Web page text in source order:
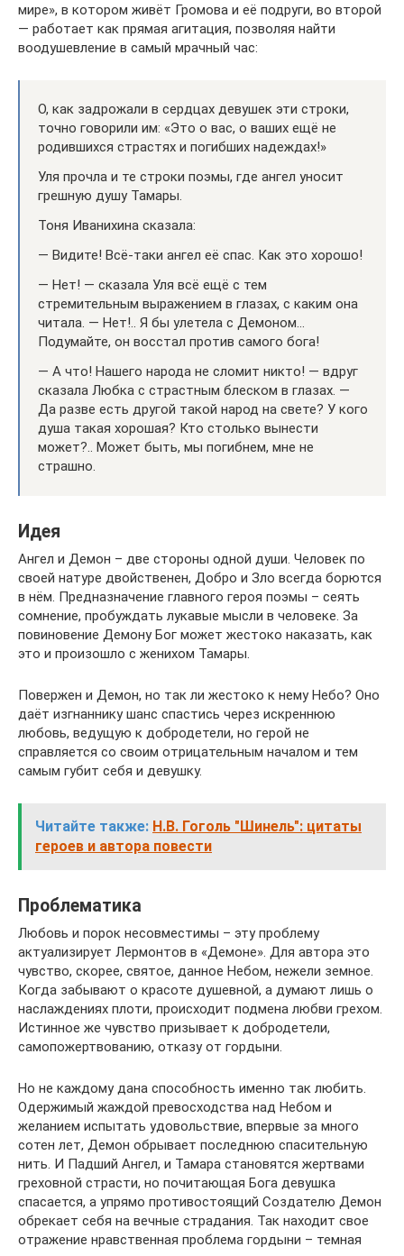
мире», в котором живёт Громова и её подруги, во второй
— работает как прямая агитация, позволяя найти
воодушевление в самый мрачный час:
О, как задрожали в сердцах девушек эти строки,
точно говорили им: «Это о вас, о ваших ещё не
родившихся страстях и погибших надеждах!»
Уля прочла и те строки поэмы, где ангел уносит
грешную душу Тамары.
Тоня Иванихина сказала:
— Видите! Всё-таки ангел её спас. Как это хорошо!
— Нет! — сказала Уля всё ещё с тем
стремительным выражением в глазах, с каким она
читала. — Нет!.. Я бы улетела с Демоном…
Подумайте, он восстал против самого бога!
— А что! Нашего народа не сломит никто! — вдруг
сказала Любка с страстным блеском в глазах. —
Да разве есть другой такой народ на свете? У кого
душа такая хорошая? Кто столько вынести
может?.. Может быть, мы погибнем, мне не
страшно.
Идея
Ангел и Демон – две стороны одной души. Человек по
своей натуре двойственен, Добро и Зло всегда борются
в нём. Предназначение главного героя поэмы – сеять
сомнение, пробуждать лукавые мысли в человеке. За
повиновение Демону Бог может жестоко наказать, как
это и произошло с женихом Тамары.
Повержен и Демон, но так ли жестоко к нему Небо? Оно
даёт изгнаннику шанс спастись через искреннюю
любовь, ведущую к добродетели, но герой не
справляется со своим отрицательным началом и тем
самым губит себя и девушку.
Читайте также: Н.В. Гоголь "Шинель": цитаты
героев и автора повести
Проблематика
Любовь и порок несовместимы – эту проблему
актуализирует Лермонтов в «Демоне». Для автора это
чувство, скорее, святое, данное Небом, нежели земное.
Когда забывают о красоте душевной, а думают лишь о
наслаждениях плоти, происходит подмена любви грехом.
Истинное же чувство призывает к добродетели,
самопожертвованию, отказу от гордыни.
Но не каждому дана способность именно так любить.
Одержимый жаждой превосходства над Небом и
желанием испытать удовольствие, впервые за много
сотен лет, Демон обрывает последнюю спасительную
нить. И Падший Ангел, и Тамара становятся жертвами
греховной страсти, но почитающая Бога девушка
спасается, а упрямо противостоящий Создателю Демон
обрекает себя на вечные страдания. Так находит свое
отражение нравственная проблема гордыни – темная